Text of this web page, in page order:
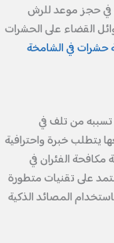
في حجز موعد للرش
القضاء على الحشرات
في الشامخة
من تلف في
يتطلب خبرة واحترافية
الفئران في
على تقنيات متطورة
المصائد الذكية